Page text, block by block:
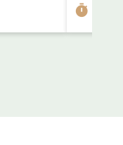
timer